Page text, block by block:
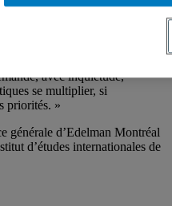
plus de la société
a les entreprises qui
»
J’y crois
avec inquiétude,
se multiplier, si
priorités. »
générale d’Edelman Montréal
d’études internationales de